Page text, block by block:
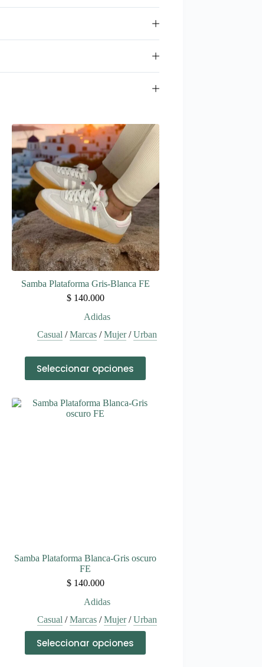
Samba Plataforma Gris-Blanca FE
$140.000
Adidas
Casual /Marcas /Mujer/Urban
Seleccionar opciones
producto
tiene
variantes.
Las
Samba Plataforma Blanca-Gris oscuro
FE
$140.000
Adidas
Casual /Marcas /Mujer/Urban
Seleccionar opciones
producto
tiene